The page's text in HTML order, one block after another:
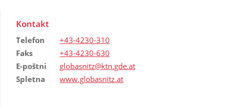
Kontakt
Telefon
+43-4230-310
Faks
+43-4230-630
E-poštni
globasnitz@ktn.gde.at
Spletna
www.globasnitz.at